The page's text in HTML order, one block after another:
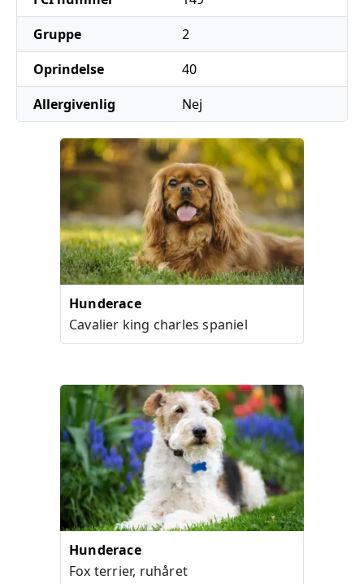
Gruppe
2
Oprindelse
40
Allergivenlig
Nej
Hunderace
Cavalier king charles spaniel
Hunderace
Fox terrier, ruhåret